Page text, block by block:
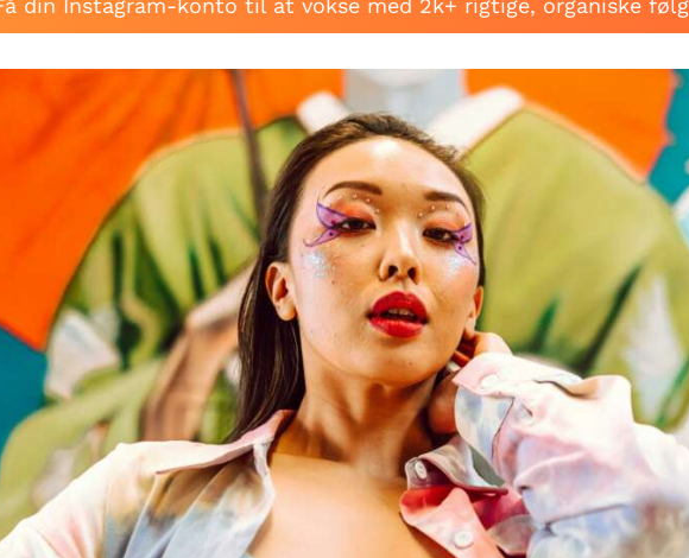
din Instagram-konto til at vokse med 2k+ rigtige, organiske